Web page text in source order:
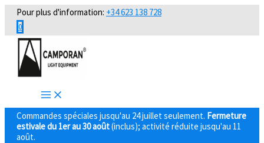
Aller
contenu
Pour plus d'information: +34 623 138 728
0
Commandes spéciales jusqu'au 24 juillet seulement. Fermeture
estivale du 1er au 30 août(inclus); activité réduite jusqu'au 11
août.